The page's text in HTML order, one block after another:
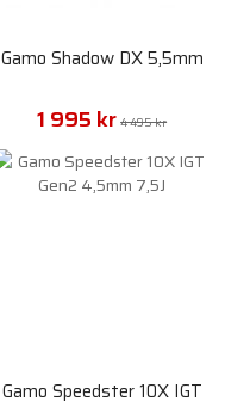
Gamo Shadow DX 5,5mm
1 995 kr 4 495 kr
Gamo Speedster 10X IGT